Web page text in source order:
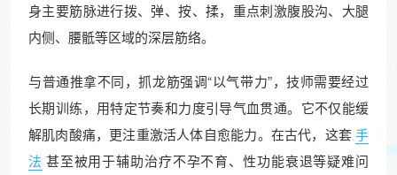
身主要筋脉进行拨、弹、按、揉，重点刺激腹股沟、大腿
内侧、腰骶等区域的深层筋络。
与普通推拿不同，抓龙筋强调“以气带力”，技师需要经过
长期训练，用特定节奏和力度引导气血贯通。它不仅能缓
解肌肉酸痛，更注重激活人体自愈能力。在古代，这套手
法 甚至被用于辅助治疗不孕不育、性功能衰退等疑难问